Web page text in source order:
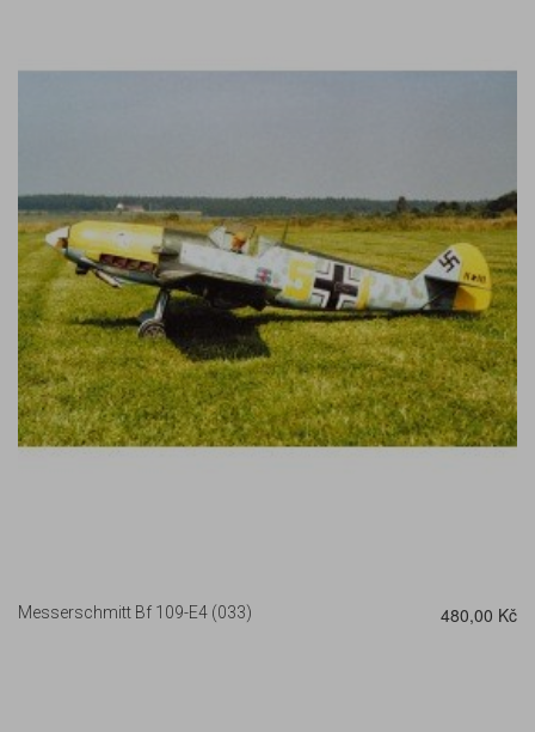
Messerschmitt Bf 109-E4 (033) 480,00 Kč
DETAIL